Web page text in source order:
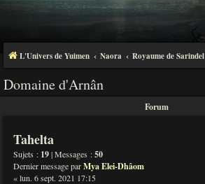
L'Univers de Yuimen Naora Royaume de Sarindel
Domaine d'Arnân
Forum
Tahelta
Sujets : 19| Messages :50
Dernier message parMya Elei-Dhâom
« lun. 6 sept. 2021 17:15